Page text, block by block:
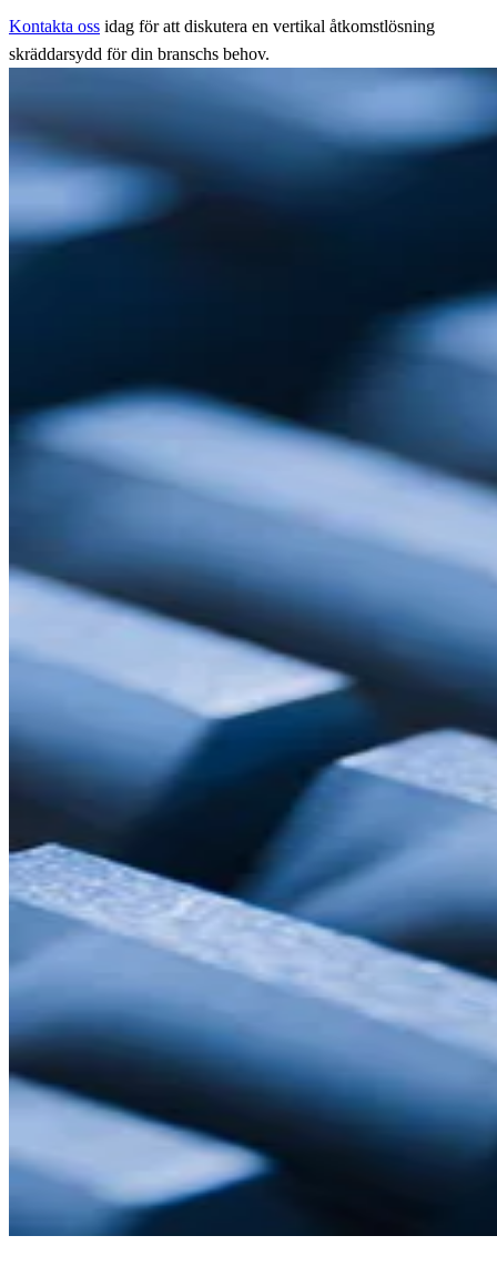
Kontakta oss idag för att diskutera en vertikal åtkomstlösning
skräddarsydd för din branschs behov.